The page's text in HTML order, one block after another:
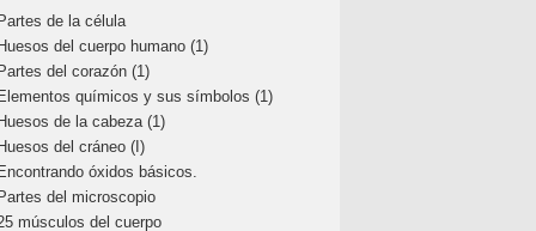
de la célula
del cuerpo humano (1)
del corazón (1)
químicos y sus símbolos (1)
de la cabeza (1)
del cráneo (I)
óxidos básicos.
del microscopio
músculos del cuerpo